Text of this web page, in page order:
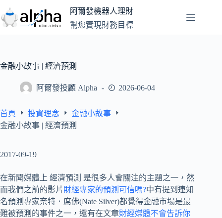
至
主
容
阿爾發機器人理財
幫您實現財務目標
金融小故事 | 經濟預測
阿爾發投顧 Alpha 2026-06-04
首頁 投資理念
金融小故事
金融小故事 | 經濟預測
2017-09-19
在新聞媒體上 經濟預測 是很多人會關注的主題之一，然
而我們之前的影片 財經專家的預測可信嗎?中有提到連知
名預測專家奈特．席佛(Nate Silver)都覺得金融市場是最
難被預測的事件之一，還有在文章財經媒體不會告訴你